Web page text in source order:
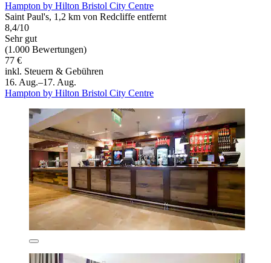
Hampton by Hilton Bristol City Centre
Saint Paul's, 1,2 km von Redcliffe entfernt
8,4/10
Sehr gut
(1.000 Bewertungen)
77 €
inkl. Steuern & Gebühren
16. Aug.–17. Aug.
Hampton by Hilton Bristol City Centre